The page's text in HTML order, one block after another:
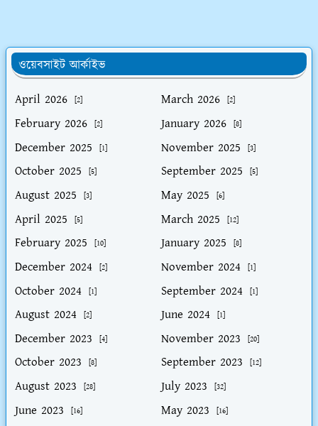
ওয়েবসাইট আর্কাইভ
April 2026
[2] March 2026 [2]
February 2026 [2] January 2026 [8]
December 2025 [1] November 2025 [3]
October 2025 [5] September 2025 [5]
August 2025 [3] May 2025 [6]
April 2025 [5] March 2025 [12]
February 2025 [10] January 2025 [8]
December 2024 [2] November 2024 [1]
October 2024 [1] September 2024 [1]
August 2024 [2] June 2024 [1]
December 2023 [4] November 2023 [20]
October 2023 [8] September 2023 [12]
August 2023 [28] July 2023 [32]
June 2023 [16] May 2023 [16]